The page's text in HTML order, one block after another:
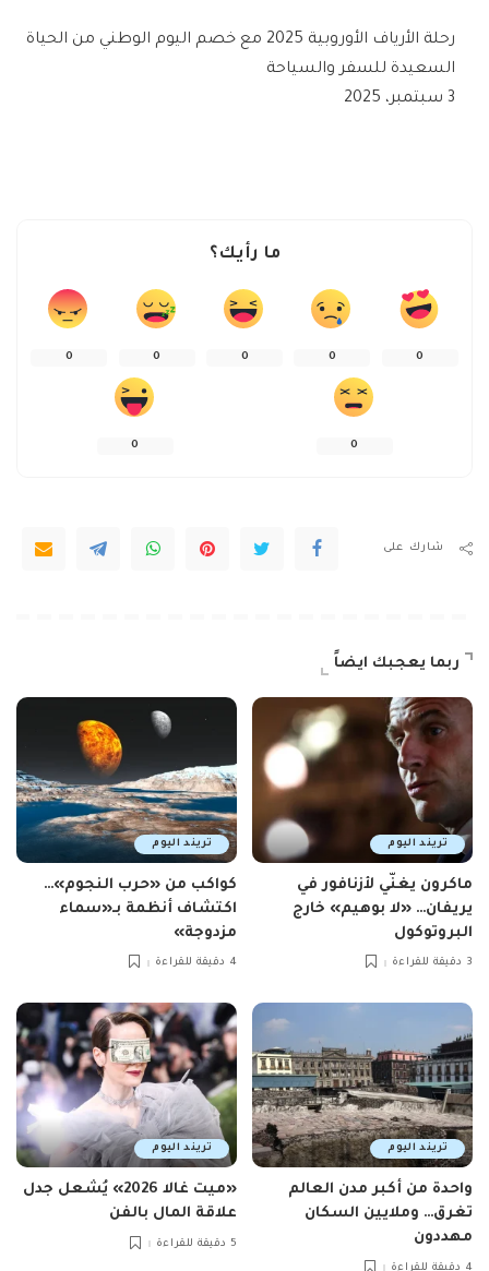
رحلة الأرياف الأوروبية 2025 مع خصم اليوم الوطني من الحياة
السعيدة للسفر والسياحة
3 سبتمبر، 2025
ما رأيك؟
0
0
0
0
0
0
0
شارك على
ربما يعجبك ايضاً
تريند اليوم
ماكرون يغنّي لأزنافور في
يريفان… «لا بوهيم» خارج
البروتوكول
3 دقيقة للقراءة
تريند اليوم
كواكب من «حرب النجوم»…
اكتشاف أنظمة بـ«سماء
مزدوجة»
4 دقيقة للقراءة
تريند اليوم
واحدة من أكبر مدن العالم
تغرق… وملايين السكان
مهددون
4 دقيقة للقراءة
تريند اليوم
«ميت غالا 2026» يُشعل جدل
علاقة المال بالفن
5 دقيقة للقراءة